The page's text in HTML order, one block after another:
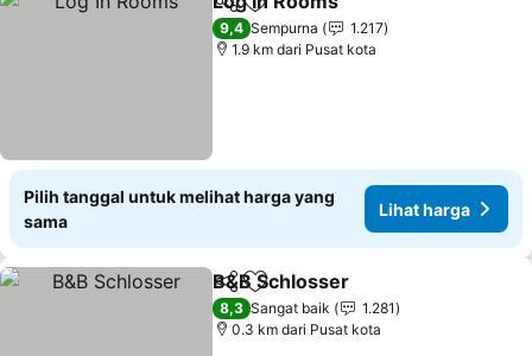
BagikanTambahkan ke favorit
9,4 Sempurna
1.217
1.9 km dari Pusat kota
Pilih tanggal untuk melihat harga yang
sama
Lihat harga
BagikanTambahkan ke favorit
B&B Schlosser
8,3 Sangat baik
1.281
0.3 km dari Pusat kota